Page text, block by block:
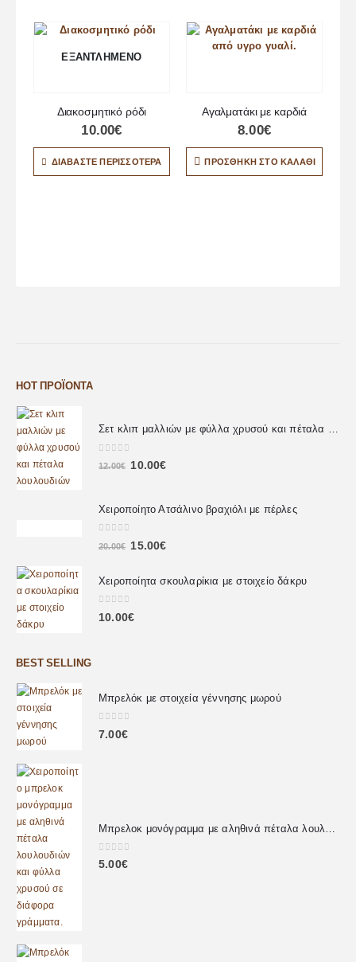
ΕΞΑΝΤΛΗΜΈΝΟ
Διακοσμητικό ρόδι
10.00€
ΔΙΑΒΆΣΤΕ ΠΕΡΙΣΣΌΤΕΡΑ
Αγαλματάκι με καρδιά
8.00€
ΠΡΟΣΘΉΚΗ ΣΤΟ ΚΑΛΆΘΙ
HOT ΠΡΟΪΌΝΤΑ
Σετ κλιπ μαλλιών με φύλλα χρυσού και πέταλα λουλουδιών
out of 5
12.00€ 10.00€
Χειροποίητο Ατσάλινο βραχιόλι με πέρλες
out of 5
20.00€ 15.00€
Χειροποίητα σκουλαρίκια με στοιχείο δάκρυ
0 out of 5
10.00€
BEST SELLING
Μπρελόκ με στοιχεία γέννησης μωρού
0out of 5
7.00€
0 out of 5
5.00€